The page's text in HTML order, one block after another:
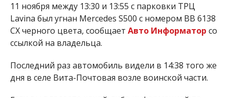
11 ноября между 13:30 и 13:55 с парковки ТРЦ
Lavina был угнан Mercedes S500 с номером ВВ 6138
СХ черного цвета, сообщает Авто Информатор со
ссылкой на владельца.
Последний раз автомобиль видели в 14:38 того же
дня в селе Вита-Почтовая возле воинской части.